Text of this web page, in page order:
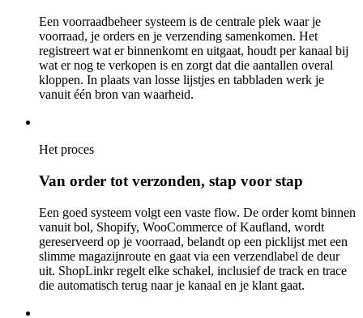
Een voorraadbeheer systeem is de centrale plek waar je
voorraad, je orders en je verzending samenkomen. Het
registreert wat er binnenkomt en uitgaat, houdt per kanaal bij
wat er nog te verkopen is en zorgt dat die aantallen overal
kloppen. In plaats van losse lijstjes en tabbladen werk je
vanuit één bron van waarheid.
Het proces
Van order tot verzonden, stap voor stap
Een goed systeem volgt een vaste flow. De order komt binnen
vanuit bol, Shopify, WooCommerce of Kaufland, wordt
gereserveerd op je voorraad, belandt op een picklijst met een
slimme magazijnroute en gaat via een verzendlabel de deur
uit. ShopLinkr regelt elke schakel, inclusief de track en trace
die automatisch terug naar je kanaal en je klant gaat.